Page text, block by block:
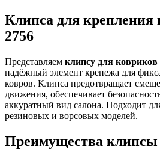
Клипса для крепления
2756
Представляем клипсу для
надёжный элемент крепежа для
ковров. Клипса предотвращает
движения, обеспечивает
аккуратный вид салона. Подходит
резиновых и ворсовых моделей.
Преимущества клипсы